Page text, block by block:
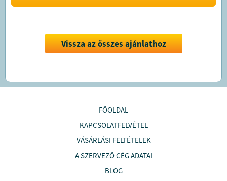
Vissza az összes ajánlathoz
FŐOLDAL
KAPCSOLATFELVÉTEL
VÁSÁRLÁSI FELTÉTELEK
A SZERVEZŐ CÉG ADATAI
BLOG